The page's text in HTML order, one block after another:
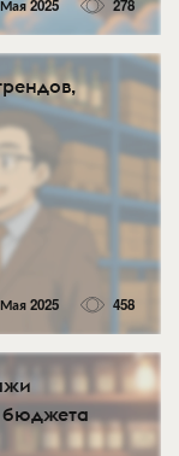
2025 278
2025 458
бюджета